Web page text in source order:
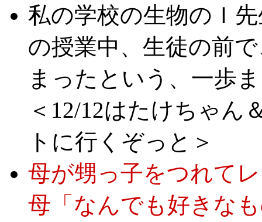
私の学校の生物のＩ
の授業中、生徒の前
まったという、一歩
＜12/12はたけちゃん
トに行くぞっと＞
母が甥っ子をつれて
母「なんでも好きな